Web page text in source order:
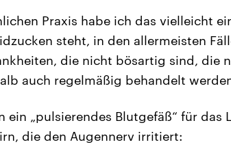
Praxis habe ich das vielleicht
steht, in den allermeisten
die nicht bösartig sind, die
auch regelmäßig behandelt
ein „pulsierendes Blutgefäß“ für
die den Augennerv irritiert: